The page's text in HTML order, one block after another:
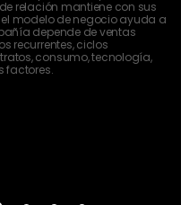
relación mantiene con sus
el modelo de negocio ayuda a
depende de ventas
recurrentes, ciclos
consumo, tecnología,
factores.